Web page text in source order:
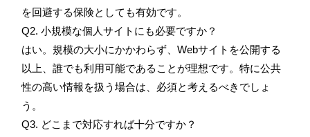
を回避する保険としても有効です。
Q2. 小規模な個人サイトにも必要ですか？
はい。規模の大小にかかわらず、Webサイトを公開する
以上、誰でも利用可能であることが理想です。特に公共
性の高い情報を扱う場合は、必須と考えるべきでしょ
う。
Q3. どこまで対応すれば十分ですか？